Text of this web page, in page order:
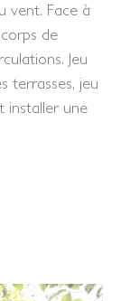
vent. Face à
de
Jeu
terrasses, jeu
installer une